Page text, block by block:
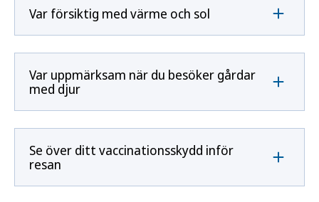
Var försiktig med värme och sol
Var uppmärksam när du besöker gårdar
med djur
Se över ditt vaccinationsskydd inför
resan